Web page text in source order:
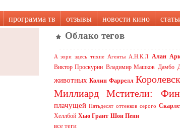
программа тв отзывы новости кино
Облако тегов
А зори здесь тихие Агенты А.Н.К.Л Алан
Виктор Проскурин Владимир Машков Дамбо
животных Колин Фаррелл
Миллиард Мстители:
плачущей Пятьдесят оттенков серого
Хеллбой Хью Грант Шон Пенн
все теги